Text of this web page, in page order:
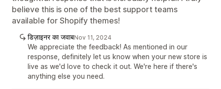
believe this is one of the best support teams
available for Shopify themes!
डिज़ाइनर का जवाबNov 11, 2024
We appreciate the feedback! As mentioned in our
response, definitely let us know when your new store is
live as we'd love to check it out. We're here if there's
anything else you need.